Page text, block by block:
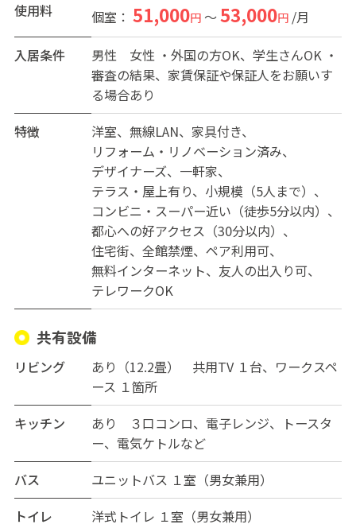
●内装や設備は白とライトグレーを基調としたスタイリ
ッシュなデザイン☆ 全室にワークスペースがあるの
で、在宅勤務や勉強タイムも快適！ 冷蔵庫も各部屋に完
備！ 高台に位置しており、外からの視線が気になりに
勧めです
●ハウスがある星川駅は、横浜駅まで快速で1駅4分と利
便性が高く、駅前には複数のスーパー、大型ショッピン
グセンター、ホームセンター等が揃っています。タリーズ
コーヒー等カフェや飲食店も豊富なので、街歩きが好き
な方にもぴったり。住居も外出も楽しみたい、そんなあ
なたからのお問い合わせをお待ちしています！
使用料 個室： 51,000円～53,000円/月
入居条件
男性 女性 ・外国の方OK、学生さんOK ・
審査の結果、家賃保証や保証人をお願いす
る場合あり
特徴
洋室 無線LAN
家具付き
リフォーム・リノベーション済み
デザイナーズ
一軒家
テラス・屋上有り
小規模（5人まで）
コンビニ・スーパー近い（徒歩5分以内）
都心への好アクセス（30分以内）
住宅街
全館禁煙
ペア利用可
無料インターネット
友人の出入り可
テレワークOK
共有設備
リビング
あり（12.2畳） 共用TV １台、ワークスペ
ース １箇所
キッチン
あり ３口コンロ、電子レンジ、トースタ
ー、電気ケトルなど
バス
ユニットバス １室（男女兼用）
トイレ
洋式トイレ １室（男女兼用）